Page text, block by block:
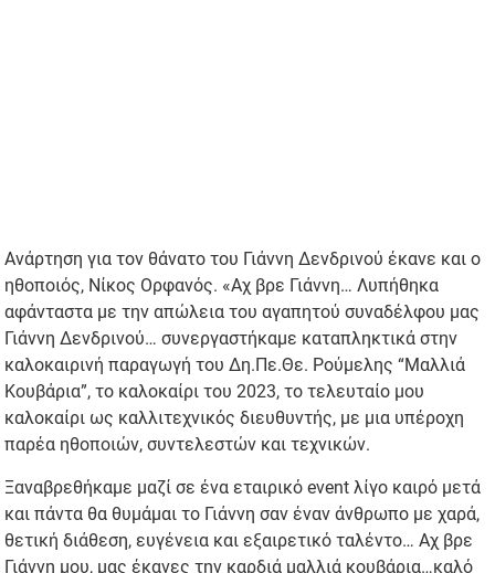
Ανάρτηση για τον θάνατο του Γιάννη Δενδρινού έκανε και ο
ηθοποιός, Νίκος Ορφανός. «Αχ βρε Γιάννη… Λυπήθηκα
αφάνταστα με την απώλεια του αγαπητού συναδέλφου μας
Γιάννη Δενδρινού… συνεργαστήκαμε καταπληκτικά στην
καλοκαιρινή παραγωγή του Δη.Πε.Θε. Ρούμελης “Μαλλιά
Κουβάρια”, το καλοκαίρι του 2023, το τελευταίο μου
καλοκαίρι ως καλλιτεχνικός διευθυντής, με μια υπέροχη
παρέα ηθοποιών, συντελεστών και τεχνικών.
Ξαναβρεθήκαμε μαζί σε ένα εταιρικό event λίγο καιρό μετά
και πάντα θα θυμάμαι το Γιάννη σαν έναν άνθρωπο με χαρά,
θετική διάθεση, ευγένεια και εξαιρετικό ταλέντο… Αχ βρε
Γιάννη μου, μας έκανες την καρδιά μαλλιά κουβάρια…καλό